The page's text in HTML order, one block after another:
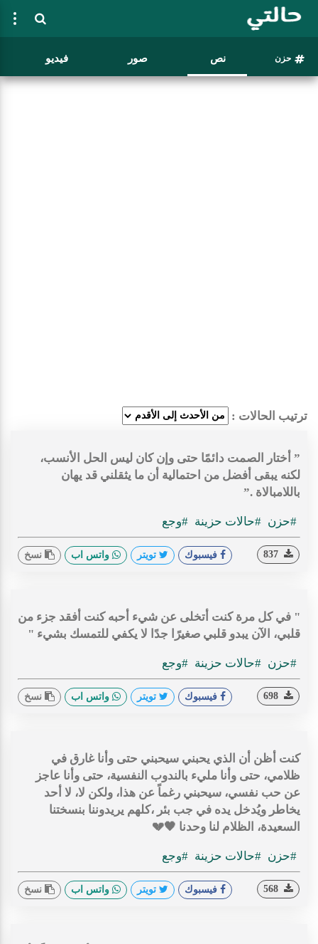
حزن نص صور فيديو
ترتيب الحالات :
‏” أختار الصمت دائمًا حتى وإن كان ليس الحل الأنسب،
لكنه يبقى أفضل من احتمالية أن ما يثقلني قد يهان
باللامبالاة .”
#حزن #حالات حزينة #وجع
فيسبوك تويتر واتس اب نسخ
" في كل مرة كنت أتخلى عن شيء أحبه كنت أفقد جزء من
قلبي، الآن يبدو قلبي صغيرًا جدًا لا يكفي للتمسك بشيء "
#حزن #حالات حزينة #وجع
فيسبوك تويتر واتس اب نسخ
كنت أظن أن الذي يحبني سيحبني حتى وأنا غارق في
ظلامي، حتى وأنا مليء بالندوب النفسية، حتى وأنا عاجز
عن حب نفسي، سيحبني رغماً عن هذا، ولكن لا، لا أحد
يخاطر ويُدخل يده في جب بئر ،كلهم يريدوننا بنسختنا
السعيدة، الظلام لنا وحدنا 🖤💔
#حزن #حالات حزينة #وجع
فيسبوك تويتر واتس اب نسخ